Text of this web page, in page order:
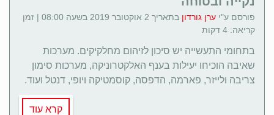
פורסם ע"י ערן גורדון
בתאריך 2 אוקטובר 2019 בשעה 08:00 | זמן
קריאה: 4 דקות
בתחומי התעשייה יש סיכון לזיהום מחלקיקים. מערכות
שאיבה הוכיחו יעילות בענף האלקטרוניקה, מערכות סימון
צריבה ולייזר, פארמה, הדפסה, קוסמטיקה ויופי, דנטל ועוד.
קרא עוד